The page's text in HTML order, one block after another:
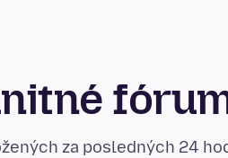
za posledných 24